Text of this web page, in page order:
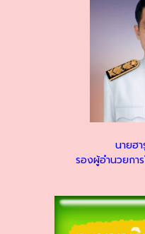
นายฮ
รองผู้อำนวยกา